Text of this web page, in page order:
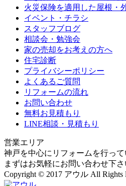
火災保険を適用した屋根・
イベント・チラシ
スタッフブログ
相談会・勉強会
家の売却をお考えの方へ
住宅診断
プライバシーポリシー
よくあるご質問
リフォームの流れ
お問い合わせ
無料お見積もり
LINE相談・見積もり
営業エリア
神戸を中心にリフォームを行って
まずはお気軽にお問い合わせ下さ
Copyright © 2017 アウル All Rights